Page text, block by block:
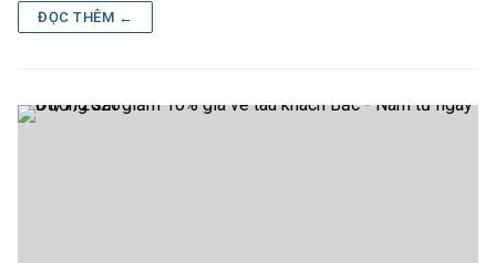
ĐỌC THÊM ←